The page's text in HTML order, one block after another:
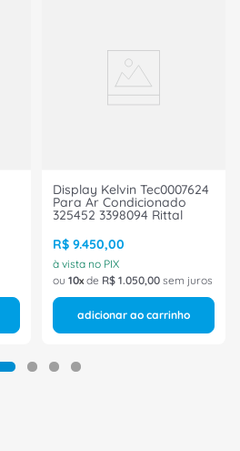
Display Kelvin Tec0007624
Para Ar Condicionado
325452 3398094 Rittal
R$ 9.450,00
à vista no PIX
ou 10 de R$ 1.050,00 sem juros
adicionar ao carrinho